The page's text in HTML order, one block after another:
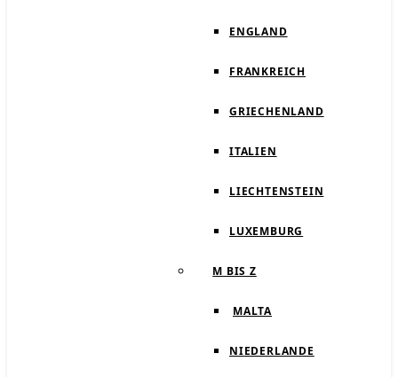
ENGLAND
FRANKREICH
GRIECHENLAND
ITALIEN
LIECHTENSTEIN
LUXEMBURG
M BIS Z
MALTA
NIEDERLANDE